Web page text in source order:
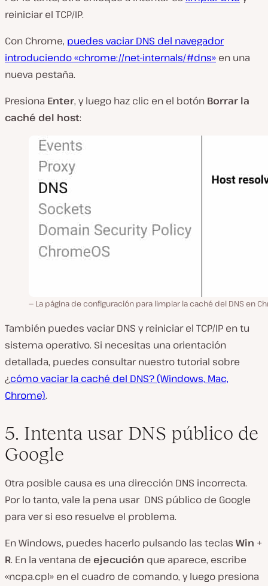
reiniciar el TCP/IP.
Con Chrome, puedes vaciar DNS del navegador
introduciendo «chrome://net-internals/#dns» en una
nueva pestaña.
Presiona Enter, y luego haz clic en el botón Borrar la
caché del host:
La página de configuración para limpiar la caché del DNS en
También puedes vaciar DNS y reiniciar el TCP/IP en tu
sistema operativo. Si necesitas una orientación
detallada, puedes consultar nuestro tutorial sobre
¿cómo vaciar la caché del DNS? (Windows, Mac,
Chrome).
5. Intenta usar DNS público de
Google
Otra posible causa es una dirección DNS incorrecta.
Por lo tanto, vale la pena usar DNS público de Google
para ver si eso resuelve el problema.
En Windows, puedes hacerlo pulsando las teclas Win +
R. En la ventana de ejecución que aparece, escribe
«ncpa.cpl» en el cuadro de comando, y luego presiona